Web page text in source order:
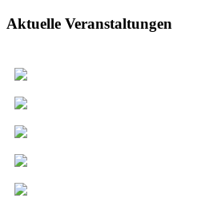
Aktuelle Veranstaltungen